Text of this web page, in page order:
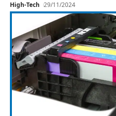
High-Tech 29/11/2024